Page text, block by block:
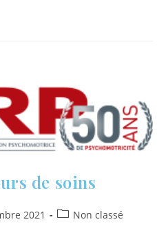
de soins
2021 Non classé